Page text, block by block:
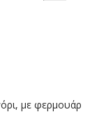
με φερμουάρ